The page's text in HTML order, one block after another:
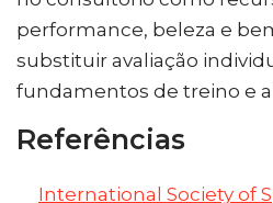
performance, beleza e
substituir avaliação
fundamentos de treino e
Referências
International Society of